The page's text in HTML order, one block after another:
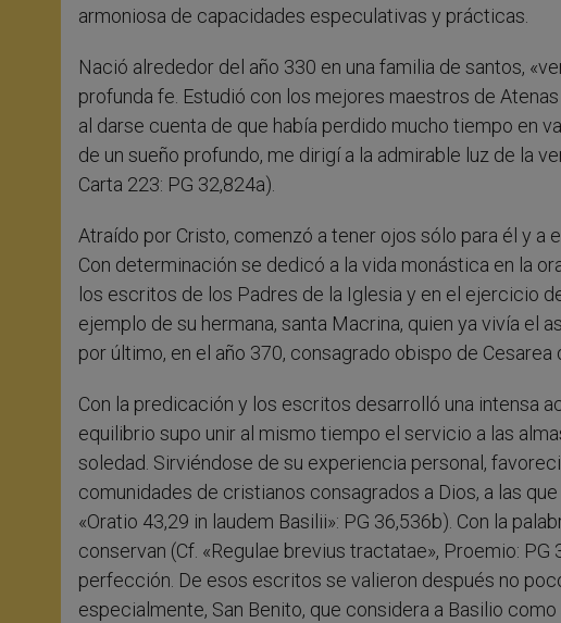
armoniosa de capacidades especulativas y prácticas.
Nació alrededor del año 330 en una familia de santos,
profunda fe. Estudió con los mejores maestros de
al darse cuenta de que había perdido mucho tiempo en
de un sueño profundo, me dirigí a la admirable luz de la
Carta 223: PG 32,824a).
Atraído por Cristo, comenzó a tener ojos sólo para él y a
Con determinación se dedicó a la vida monástica en la
los escritos de los Padres de la Iglesia y en el ejercicio
ejemplo de su hermana, santa Macrina, quien ya vivía el
por último, en el año 370, consagrado obispo de Cesarea
Con la predicación y los escritos desarrolló una intensa
equilibrio supo unir al mismo tiempo el servicio a las
soledad. Sirviéndose de su experiencia personal,
comunidades de cristianos consagrados a Dios, a las
«Oratio 43,29 in laudem Basilii»: PG 36,536b). Con la
conservan (Cf. «Regulae brevius tractatae», Proemio:
perfección. De esos escritos se valieron después no
especialmente, San Benito, que considera a Basilio como